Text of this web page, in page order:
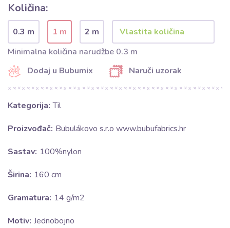
Količina:
0.3 m 1 m
2 m
Minimalna količina narudžbe 0.3 m
Dodaj u Bubumix
Naruči uzorak
Kategorija: Til
Proizvođač: Bubulákovo s.r.o www.bubufabrics.hr
Sastav: 100%nylon
Širina: 160 cm
Gramatura: 14 g/m2
Motiv: Jednobojno